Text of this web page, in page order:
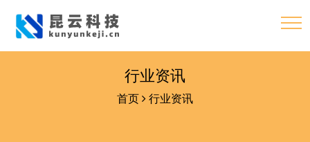
行业资讯
首页 行业资讯